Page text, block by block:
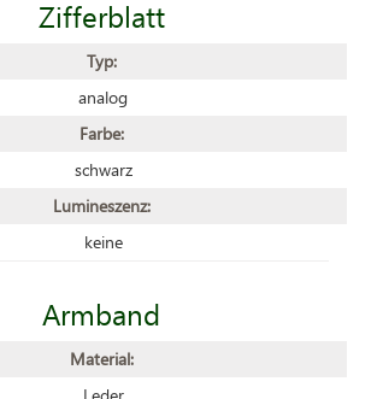
Zifferblatt
Typ:
analog
Farbe:
schwarz
Lumineszenz:
keine
Armband
Material:
Leder